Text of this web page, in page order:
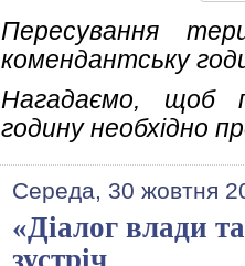
Пересування
комендантську
Нагадаємо, щоб
годину необхідно
Середа, 30 жовтня
«Діалог влади
зустріч